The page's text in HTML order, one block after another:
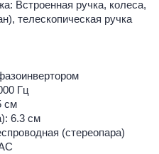
Встроенная ручка, колеса,
телескопическая ручка
Гц
см
6.3 см
(стереопара)